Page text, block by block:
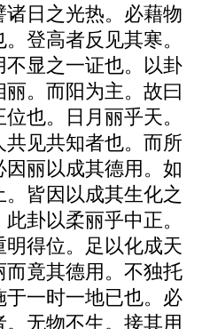
日之光热。必藉物
登高者反见其寒。
显之一证也。以卦
。而阳为主。故曰
也。日月丽乎天。
见共知者也。而所
丽以成其德用。如
。皆因以成其生化之
卦以柔丽乎中正。
得位。足以化成天
竟其德用。不独托
一时一地已也。必
无物不生。接其用